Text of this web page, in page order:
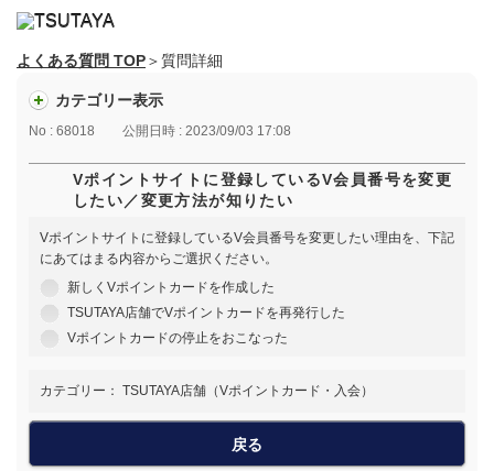
よくある質問 TOP＞質問詳細
カテゴリー表示
No : 68018 公開日時 : 2023/09/03 17:08
Vポイントサイトに登録しているV会員番号を変更
したい／変更方法が知りたい
Vポイントサイトに登録しているV会員番号を変更したい理由を、下記
にあてはまる内容からご選択ください。
新しくVポイントカードを作成した
TSUTAYA店舗でVポイントカードを再発行した
Vポイントカードの停止をおこなった
カテゴリー： TSUTAYA店舗（Vポイントカード・入会）
戻る